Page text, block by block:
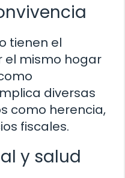
tienen el
mismo hogar
diversas
como herencia,
fiscales.
y salud